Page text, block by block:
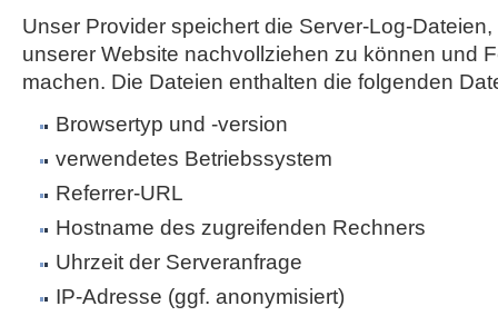
Unser Provider speichert die Server-Log-
unserer Website nachvollziehen zu können und
machen. Die Dateien enthalten die folgenden
Browsertyp und -version
verwendetes Betriebssystem
Referrer-URL
Hostname des zugreifenden Rechners
Uhrzeit der Serveranfrage
IP-Adresse (ggf. anonymisiert)